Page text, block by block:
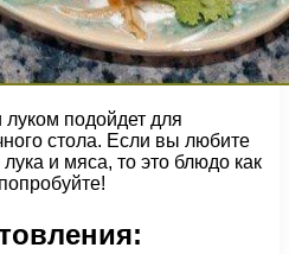
луком подойдет для
стола. Если вы любите
и мяса, то это блюдо как